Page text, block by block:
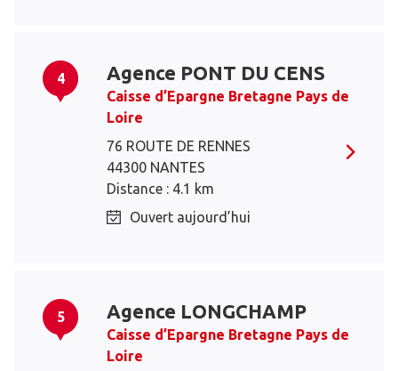
4 Agence PONT DU CENS
Caisse d’Epargne Bretagne Pays de
Loire
76 ROUTE DE RENNES
44300 NANTES
Distance : 4.1 km
Ouvert aujourd’hui
5 Agence LONGCHAMP
Caisse d’Epargne Bretagne Pays de
Loire